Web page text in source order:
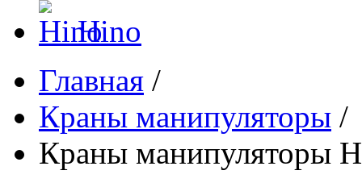
Hino
Главная /
Краны манипуляторы /
Краны манипуляторы